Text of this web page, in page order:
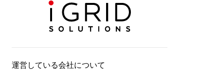
運営している会社について